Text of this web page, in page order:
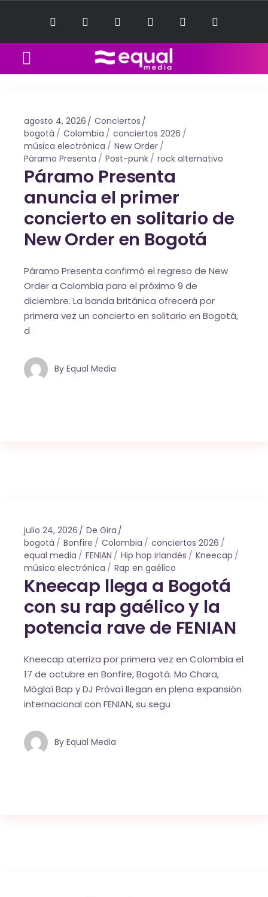
agosto 4, 2026
Conciertos
bogotá
Colombia
conciertos 2026
música electrónica
New Order
Páramo Presenta
Post-punk rock alternativo
Páramo Presenta
anuncia el primer
concierto en solitario de
New Order en Bogotá
Páramo Presenta confirmó el regreso de New
Order a Colombia para el próximo 9 de
diciembre. La banda británica ofrecerá por
primera vez un concierto en solitario en Bogotá,
d
By Equal Media
julio 24, 2026
De Gira
bogotá
Bonfire Colombia
conciertos 2026
equal media
FENIAN Hip hop irlandés
Kneecap
música electrónica
Rap en gaélico
Kneecap llega a Bogotá
con su rap gaélico y la
potencia rave de FENIAN
Kneecap aterriza por primera vez en Colombia el
17 de octubre en Bonfire, Bogotá. Mo Chara,
Móglaí Bap y DJ Próvaí llegan en plena expansión
internacional con FENIAN, su segu
By Equal Media